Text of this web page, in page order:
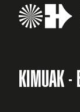
KIMUAK -